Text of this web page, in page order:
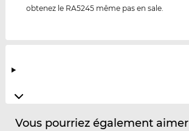
obtenez le RA5245 même pas en sale.
Vous pourriez également aimer